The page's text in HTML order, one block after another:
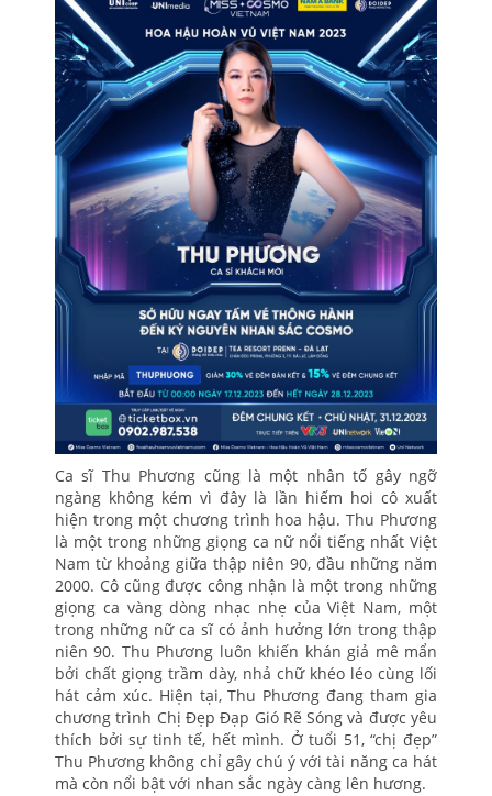
Ca sĩ Thu Phương cũng là một nhân tố gây ngỡ
ngàng không kém vì đây là lần hiếm hoi cô xuất
hiện trong một chương trình hoa hậu. Thu Phương
là một trong những giọng ca nữ nổi tiếng nhất Việt
Nam từ khoảng giữa thập niên 90, đầu những năm
2000. Cô cũng được công nhận là một trong những
giọng ca vàng dòng nhạc nhẹ của Việt Nam, một
trong những nữ ca sĩ có ảnh hưởng lớn trong thập
niên 90. Thu Phương luôn khiến khán giả mê mẩn
bởi chất giọng trầm dày, nhả chữ khéo léo cùng lối
hát cảm xúc. Hiện tại, Thu Phương đang tham gia
chương trình Chị Đẹp Đạp Gió Rẽ Sóng và được yêu
thích bởi sự tinh tế, hết mình. Ở tuổi 51, “chị đẹp”
Thu Phương không chỉ gây chú ý với tài năng ca hát
mà còn nổi bật với nhan sắc ngày càng lên hương.